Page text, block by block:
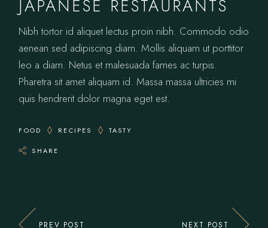
JAPANESE RESTAURANTS
Nibh tortor id aliquet lectus proin nibh. Commodo odio
aenean sed adipiscing diam. Mollis aliquam ut porttitor
leo a diam. Netus et malesuada fames ac turpis.
Pharetra sit amet aliquam id. Massa massa ultricies mi
quis hendrerit dolor magna eget est.
FOOD RECIPES TASTY
SHARE
PREV POST NEXT POST